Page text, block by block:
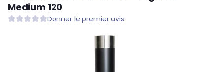
Medium 120
Donner le premier avis